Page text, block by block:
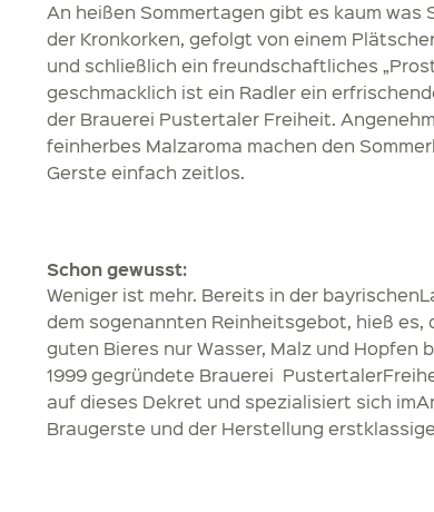
An heißen Sommertagen gibt es kaum was
der Kronkorken, gefolgt von einem
und schließlich ein freundschaftliches
geschmacklich ist ein Radler ein
der Brauerei Pustertaler Freiheit.
feinherbes Malzaroma machen den
Gerste einfach zeitlos.
Schon gewusst:
Weniger ist mehr. Bereits in der
dem sogenannten Reinheitsgebot, hieß es,
guten Bieres nur Wasser, Malz und Hopfen
1999 gegründete Brauerei
auf dieses Dekret und spezialisiert sich
Braugerste und der Herstellung